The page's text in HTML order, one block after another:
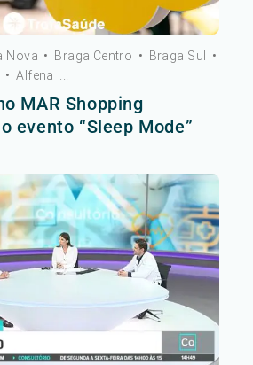
Nova • Braga Centro • Braga Sul •
• Alfena ...
MAR Shopping
evento “Sleep Mode”